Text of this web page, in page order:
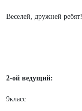
Веселей, дружней ребят!
2-ой ведущий:
9класс